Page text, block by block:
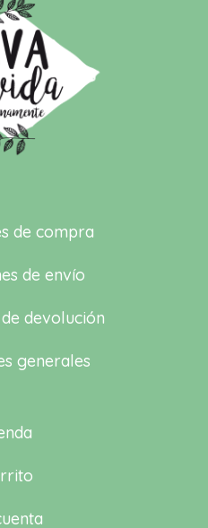
de compra
de envío
devolución
generales